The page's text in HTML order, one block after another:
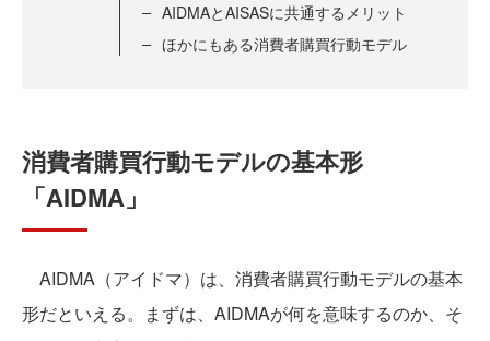
AIDMAとAISASに共通するメリット
ほかにもある消費者購買行動モデル
消費者購買行動モデルの基本形
「AIDMA」
AIDMA（アイドマ）は、消費者購買行動モデルの基本
形だといえる。まずは、AIDMAが何を意味するのか、そ